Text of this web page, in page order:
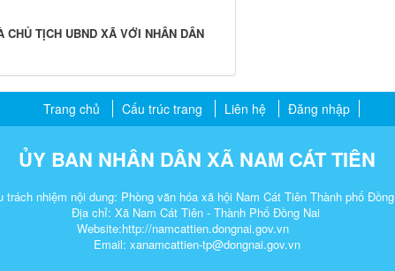
TỊCH UBND XÃ VỚI NHÂN DÂN
Trang chủ Cấu trúc trang Liên hệ Đăng nhập
ỦY BAN NHÂN DÂN XÃ NAM CÁT TIÊN
trách nhiệm nội dung: Phòng văn hóa xã hội Nam Cát Tiên Thành phố
Địa chỉ: Xã Nam Cát Tiên - Thành Phố Đồng Nai
Website:http://namcattien.dongnai.gov.vn
Email: xanamcattien-tp@dongnai.gov.vn​